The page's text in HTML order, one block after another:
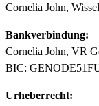
Cornelia John,
Bankverbindung:
Cornelia John, VR
BIC:
Urheberrecht: